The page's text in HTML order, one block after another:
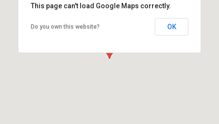
This page can't load Google Maps correctly.
Do you own this website? OK